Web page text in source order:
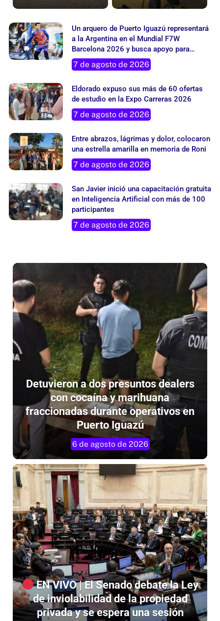
a la Argentina en el Mundial F7W
Barcelona 2026 y busca apoyo para
cumplir su sueño
7 de agosto de 2026
de estudio en la Expo Carreras 2026
7 de agosto de 2026
una estrella amarilla en memoria de Roni
7 de agosto de 2026
en Inteligencia Artificial con más de 100
participantes
7 de agosto de 2026
Detuvieron a dos presuntos dealers
con cocaína y marihuana
fraccionadas durante operativos en
Puerto Iguazú
6 de agosto de 2026
EN VIVO | El Senado debate la Ley
de inviolabilidad de la propiedad
privada y se espera una sesión
maratónica